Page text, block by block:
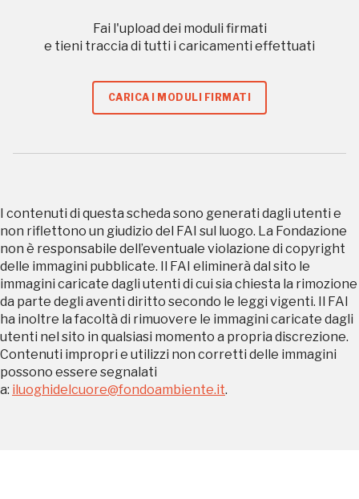
Fai l'upload dei moduli firmati
e tieni traccia di tutti i caricamenti effettuati
CARICA I MODULI FIRMATI
I contenuti di questa scheda sono generati dagli utenti e
non riflettono un giudizio del FAI sul luogo. La Fondazione
non è responsabile dell’eventuale violazione di copyright
delle immagini pubblicate. Il FAI eliminerà dal sito le
immagini caricate dagli utenti di cui sia chiesta la rimozione
da parte degli aventi diritto secondo le leggi vigenti. Il FAI
ha inoltre la facoltà di rimuovere le immagini caricate dagli
utenti nel sito in qualsiasi momento a propria discrezione.
Contenuti impropri e utilizzi non corretti delle immagini
possono essere segnalati
a: iluoghidelcuore@fondoambiente.it.
Gratis
Sansevero
Palazzo Strozzi
Gallerie
Milano